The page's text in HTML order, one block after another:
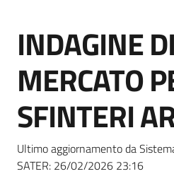
Bandi
strumenti
acquisto
Supporto
Salta al contenuto
INDAGINE DI
MERCATO
SFINTERI
Ultimo aggiornamento da
SATER: 26/02/2026 23:16